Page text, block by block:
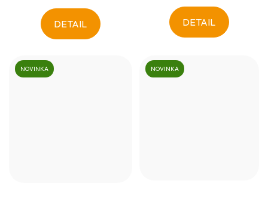
DETAIL DETAIL
NOVINKA NOVINKA